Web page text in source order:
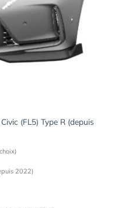
wishlist
(FL5) Type R (depuis
2022)